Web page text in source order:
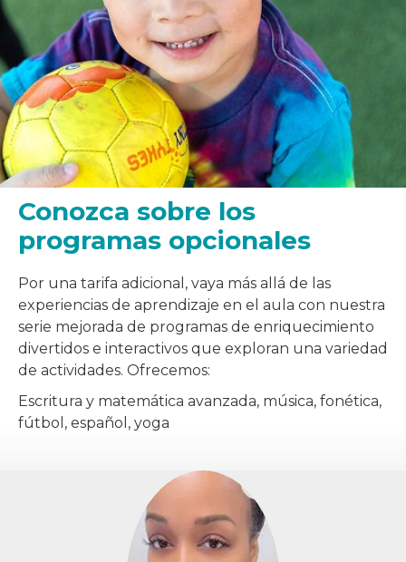
Conozca sobre los
programas opcionales
Por una tarifa adicional, vaya más allá de las
experiencias de aprendizaje en el aula con nuestra
serie mejorada de programas de enriquecimiento
divertidos e interactivos que exploran una variedad
de actividades. Ofrecemos:
Escritura y matemática avanzada, música, fonética,
fútbol, español, yoga